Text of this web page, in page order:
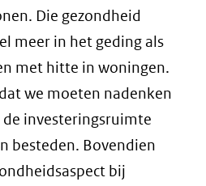
Die gezondheid
meer in het geding als
met hitte in woningen.
we moeten nadenken
de investeringsruimte
besteden. Bovendien
bij